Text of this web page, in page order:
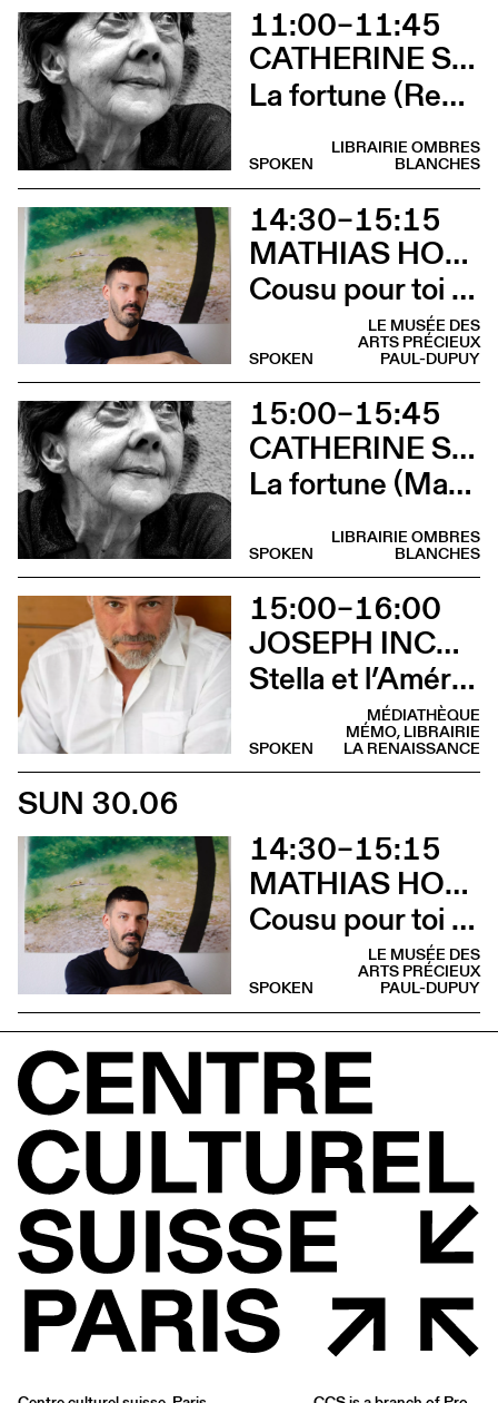
11:00–11:45
CATHERINE SAFONOFF
La fortune (Rencontre)
LIBRAIRIE OMBRES
BLANCHES
SPOKEN
14:30–15:15
MATHIAS HOWALD
Cousu pour toi (Rencontre avec Mathias Chaillot, Tom Crewe et Mathias Howald)
LE MUSÉE DES
ARTS PRÉCIEUX
PAUL-DUPUY
SPOKEN
15:00–15:45
CATHERINE SAFONOFF
La fortune (Marie Bunel lit La fortune de Catherine Safonoff)
LIBRAIRIE OMBRES
BLANCHES
SPOKEN
15:00–16:00
JOSEPH INCARDONA
Stella et l’Amérique (Rencontre)
MÉDIATHÈQUE
MÉMO, LIBRAIRIE
LA RENAISSANCE
SPOKEN
SUN 30.06
14:30–15:15
MATHIAS HOWALD
Cousu pour toi (Lecture)
LE MUSÉE DES
ARTS PRÉCIEUX
PAUL-DUPUY
SPOKEN